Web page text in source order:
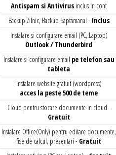
Antispam si Antivirus inclus in cont
Backup Zilnic, Backup Saptamanal -Inclus
Instalare si configurare email (PC, Laptop)
Outlook / Thunderbird
Instalare si configurare email pe telefon sau
tableta
Instalare website gratuit (wordpress)
acces la peste 500 de teme
Cloud pentru stocare documente in cloud -
Gratuit
Instalare Office(Only) pentru editare documente,
fise de calcul, prezentari - Gratuit